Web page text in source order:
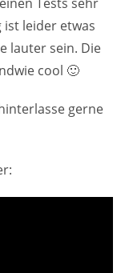
leider etwas
lauter sein. Die
cool 🙂
gerne